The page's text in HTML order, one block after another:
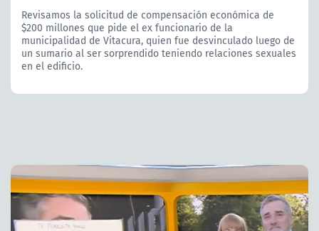
Revisamos la solicitud de compensación económica de
$200 millones que pide el ex funcionario de la
municipalidad de Vitacura, quien fue desvinculado luego de
un sumario al ser sorprendido teniendo relaciones sexuales
en el edificio.